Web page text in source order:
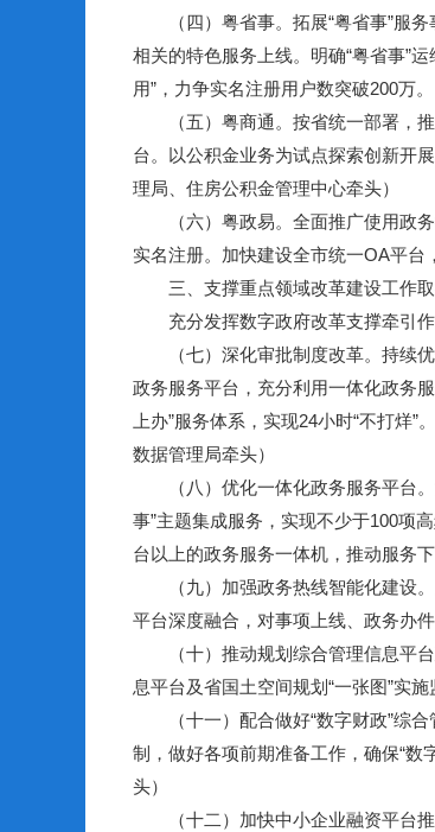
（四）粤省事。拓展“粤省事”服务
相关的特色服务上线。明确“粤省事”
用”，力争实名注册用户数突破200万
（五）粤商通。按省统一部署，推
台。以公积金业务为试点探索创新开
理局、住房公积金管理中心牵头）
（六）粤政易。全面推广使用政务
实名注册。加快建设全市统一OA平台
三、支撑重点领域改革建设工作取
充分发挥数字政府改革支撑牵引作
（七）深化审批制度改革。持续优
政务服务平台，充分利用一体化政务
上办”服务体系，实现24小时“不打烊
数据管理局牵头）
（八）优化一体化政务服务平台。
事”主题集成服务，实现不少于100项
台以上的政务服务一体机，推动服务
（九）加强政务热线智能化建设。
平台深度融合，对事项上线、政务办
（十）推动规划综合管理信息平台
息平台及省国土空间规划“一张图”实
（十一）配合做好“数字财政”综合
制，做好各项前期准备工作，确保“
头）
（十二）加快中小企业融资平台推